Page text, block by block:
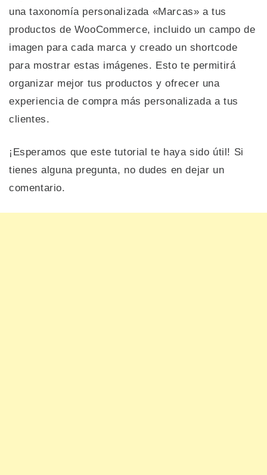
una taxonomía personalizada «Marcas» a tus
productos de WooCommerce, incluido un campo de
imagen para cada marca y creado un shortcode
para mostrar estas imágenes. Esto te permitirá
organizar mejor tus productos y ofrecer una
experiencia de compra más personalizada a tus
clientes.
¡Esperamos que este tutorial te haya sido útil! Si
tienes alguna pregunta, no dudes en dejar un
comentario.